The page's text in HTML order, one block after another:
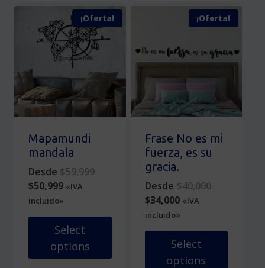
producto
tiene
múltiples
variantes.
opciones
se
pueden
elegir
en
la
de
producto
variantes.
Las
opciones
pueden
elegir
en
la
página
producto
¡Oferta!
Mapamundi
mandala
Desde $59,999Original
$59,999.
$50,999Current
price
is:
$50,999.
«IVA
incluido»
Select
options
¡Oferta!
Frase No es mi
fuerza, es su
gracia.
Desde $40,000Original
$40,000.
$34,000Current
price
is:
$34,000.
«IVA
incluido»
Select
options